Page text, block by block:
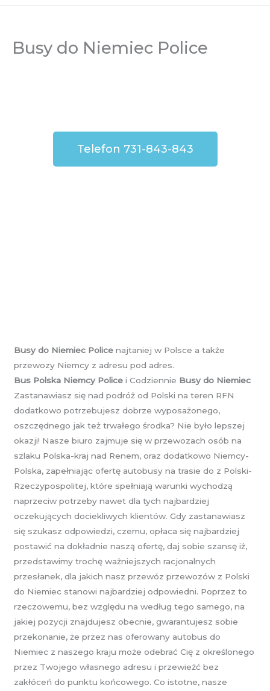
Busy do Niemiec Police
Telefon 731-843-843
Busy do Niemiec Police najtaniej w Polsce a także
przewozy Niemcy z adresu pod adres.
Bus Polska Niemcy Police i Codziennie Busy do Niemiec
Zastanawiasz się nad podróż od Polski na teren RFN
dodatkowo potrzebujesz dobrze wyposażonego,
oszczędnego jak też trwałego środka? Nie było lepszej
okazji! Nasze biuro zajmuje się w przewozach osób na
szlaku Polska-kraj nad Renem, oraz dodatkowo Niemcy-
Polska, zapełniając ofertę autobusy na trasie do z Polski-
Rzeczypospolitej, które spełniają warunki wychodzą
naprzeciw potrzeby nawet dla tych najbardziej
oczekujących dociekliwych klientów. Gdy zastanawiasz
się szukasz odpowiedzi, czemu, opłaca się najbardziej
postawić na dokładnie naszą ofertę, daj sobie szansę iż,
przedstawimy trochę ważniejszych racjonalnych
przesłanek, dla jakich nasz przewóz przewozów z Polski
do Niemiec stanowi najbardziej odpowiedni. Poprzez to
rzeczowemu, bez względu na według tego samego, na
jakiej pozycji znajdujesz obecnie, gwarantujesz sobie
przekonanie, że przez nas oferowany autobus do
Niemiec z naszego kraju może odebrać Cię z określonego
przez Twojego własnego adresu i przewieźć bez
zakłóceń do punktu końcowego. Co istotne, nasze